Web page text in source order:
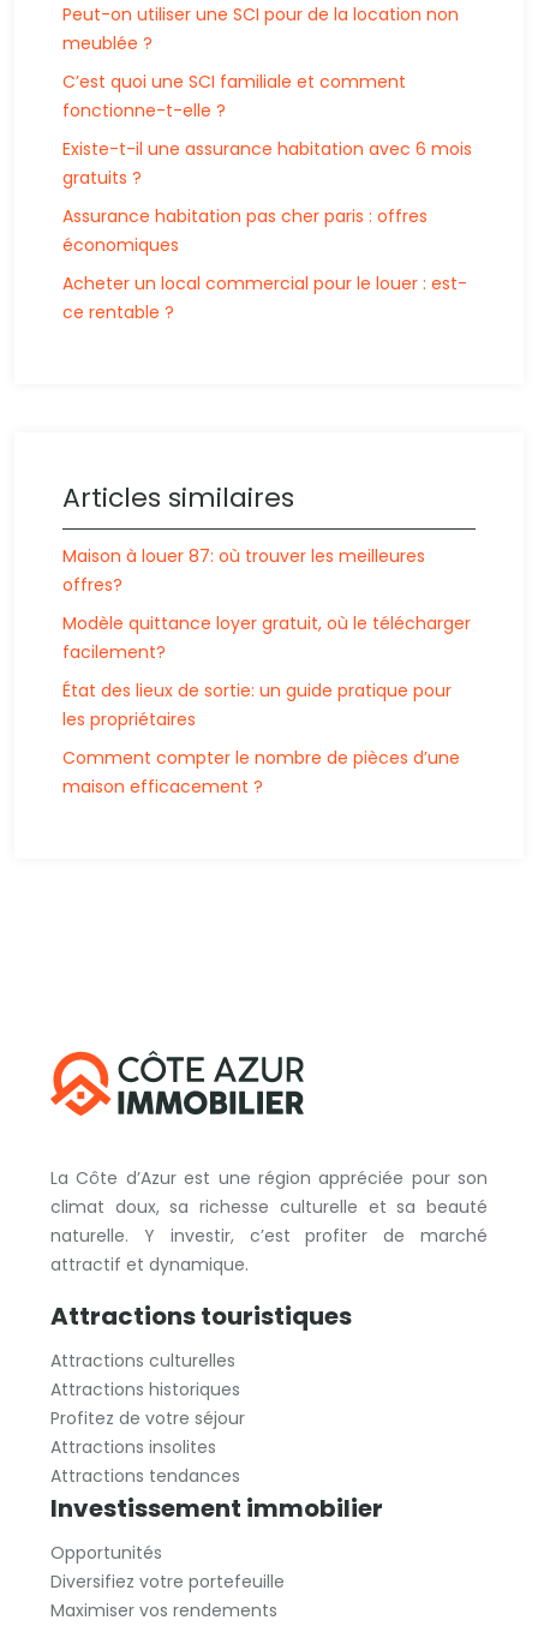
Peut-on utiliser une SCI pour de la location non
meublée ?
C’est quoi une SCI familiale et comment
fonctionne-t-elle ?
Existe-t-il une assurance habitation avec 6 mois
gratuits ?
Assurance habitation pas cher paris : offres
économiques
Acheter un local commercial pour le louer : est-
ce rentable ?
Articles similaires
Maison à louer 87: où trouver les meilleures
offres?
Modèle quittance loyer gratuit, où le télécharger
facilement?
État des lieux de sortie: un guide pratique pour
les propriétaires
Comment compter le nombre de pièces d’une
maison efficacement ?
La Côte d’Azur est une région appréciée pour son
climat doux, sa richesse culturelle et sa beauté
naturelle. Y investir, c’est profiter de marché
attractif et dynamique.
Attractions touristiques
Attractions culturelles
Attractions historiques
Profitez de votre séjour
Attractions insolites
Attractions tendances
Investissement immobilier
Opportunités
Diversifiez votre portefeuille
Maximiser vos rendements